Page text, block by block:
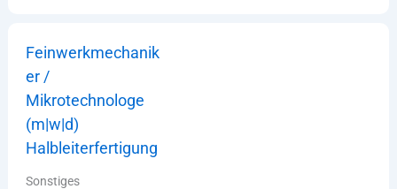
Feinwerkmechanik
er /
Mikrotechnologe
(m|w|d)
Halbleiterfertigung
Sonstiges